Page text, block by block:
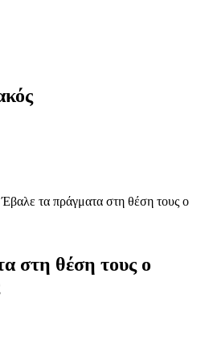
Έβαλε τα πράγματα στη θέση τους ο
στη θέση τους ο